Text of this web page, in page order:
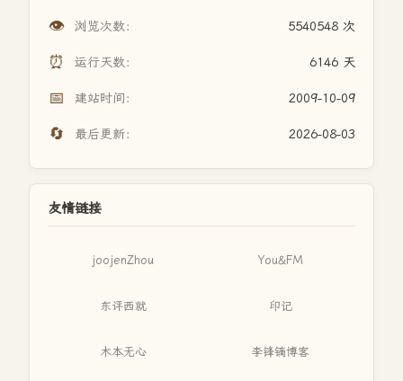
👁️ 浏览次数： 5540548 次
⏰ 运行天数： 6146 天
📅 建站时间： 2009-10-09
🔄 最后更新： 2026-08-03
友情链接
joojenZhou You&FM
东评西就 印记
木本无心 李锋镝博客